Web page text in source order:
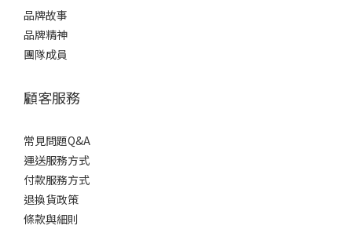
品牌故事
品牌精神
團隊成員
顧客服務
常見問題Q&A
運送服務方式
付款服務方式
退換貨政策
條款與細則